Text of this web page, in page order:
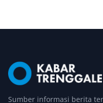
Sumber informasi berita